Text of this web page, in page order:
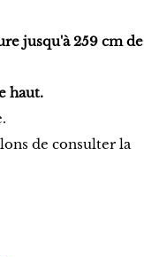
jusqu'à 259 cm de
haut.
de consulter la